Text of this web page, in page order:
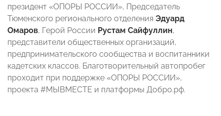
президент «ОПОРЫ РОССИИ», Председатель
Тюменского регионального отделения Эдуард
Омаров, Герой России Рустам Сайфуллин,
представители общественных организаций,
предпринимательского сообщества и воспитанники
кадетских классов. Благотворительный автопробег
проходит при поддержке «ОПОРЫ РОССИИ»,
проекта #МЫВМЕСТЕ и платформы Добро.рф.